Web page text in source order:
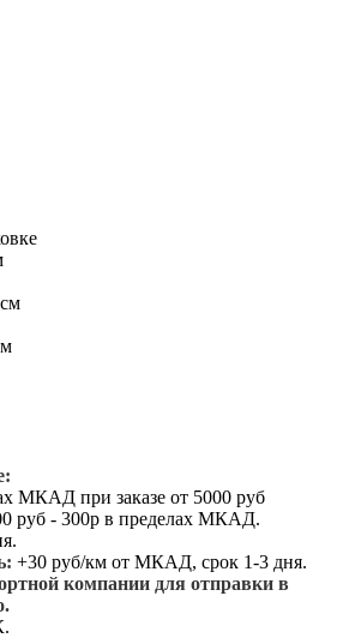
МКАД при заказе от 5000 руб
руб - 300р в пределах МКАД.
+30 руб/км от МКАД, срок 1-3 дня.
компании для отправки в